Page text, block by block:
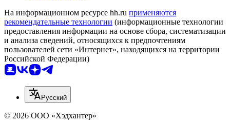
На информационном ресурсе hh.ru применяются
рекомендательные технологии (информационные технологии
предоставления информации на основе сбора, систематизации
и анализа сведений, относящихся к предпочтениям
пользователей сети «Интернет», находящихся на территории
Российской Федерации)
Русский
© 2026 ООО «Хэдхантер»